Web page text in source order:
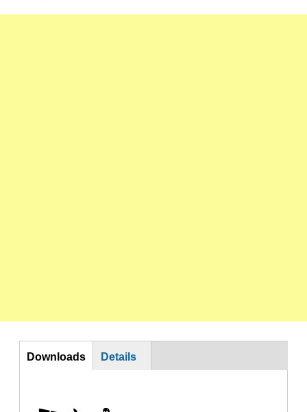
DL
Downloads Details